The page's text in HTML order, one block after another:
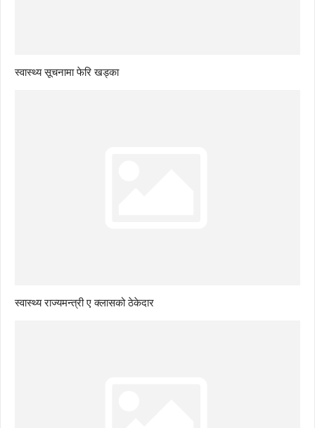
स्वास्थ्य सूचनामा फेरि खड्का
स्वास्थ्य राज्यमन्त्री ए क्लासको ठेकेदार